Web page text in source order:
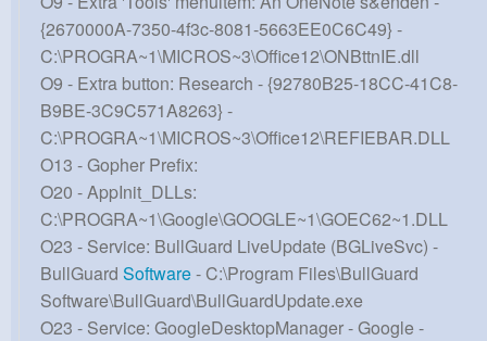
{2670000A-7350-4f3c-8081-5663EE0C6C49} -
C:\PROGRA~1\MICROS~3\Office12\ONBttnIE.dll
O9 - Extra button: Research - {92780B25-18CC-41C8-
B9BE-3C9C571A8263} -
C:\PROGRA~1\MICROS~3\Office12\REFIEBAR.DLL
O13 - Gopher Prefix:
O20 - AppInit_DLLs:
C:\PROGRA~1\Google\GOOGLE~1\GOEC62~1.DLL
O23 - Service: BullGuard LiveUpdate (BGLiveSvc) -
BullGuard Software- C:\Program Files\BullGuard
Software\BullGuard\BullGuardUpdate.exe
O23 - Service: GoogleDesktopManager - Google -